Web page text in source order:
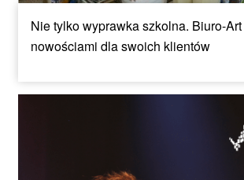
Nie tylko wyprawka szkolna. Biuro-
nowościami dla swoich klientów